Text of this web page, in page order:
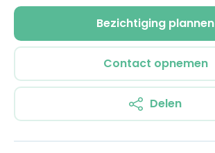
Bezichtiging plannen
Contact opnemen
Delen